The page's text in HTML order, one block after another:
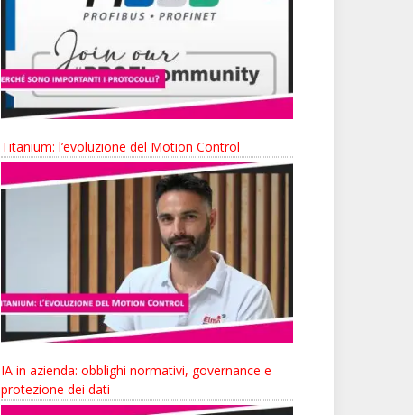
Titanium: l’evoluzione del Motion Control
IA in azienda: obblighi normativi, governance e
protezione dei dati